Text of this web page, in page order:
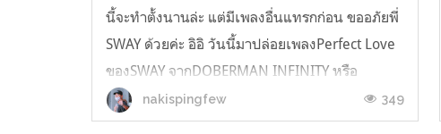
นี้จะทำตั้งนานล่ะ แต่มีเพลงอื่นแทรกก่อน ขออภัยพี่
SWAY ด้วยค่ะ อิอิ วันนี้มาปล่อยเพลงPerfect Love
ของSWAY จากDOBERMAN INFINITY หรือ
Gekidan exile เพลงนี้ก็เพราะมากเช่นกัน ชอบ
สไตล์แบบนี้จัง ฟังสบาย เคลิ้มๆ หวานๆ แต่แอบ
nakispingfew 349